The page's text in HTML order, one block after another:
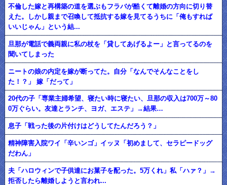
不倫した嫁と再構築の道を選ぶもフラバが酷くて離婚の方向に切り替
えた。しかし親まで召喚して抵抗する嫁を見てるうちに「俺もすれば
いいじゃん」という結...
旦那が電話で義両親に私の杖を「貸してあげるよー」と言ってるのを
聞いてしまった
ニートの娘の内定を嫁が断ってた。自分「なんでそんなことをし
た！？」 嫁「だって」
20代の子「専業主婦希望、寝たい時に寝たい、旦那の収入は700万～80
0万ぐらい。友達とランチ、ヨガ、エステ」→結果…
息子「戦った後の片付けはどうしてたんだろう？」
精神障害入院ワイ「辛いンゴ」イッヌ「初めまして、セラピードッグ
だわん」
夫「ハロウィンで子供達にお菓子を配った。5万くれ」私「ハァ？」→
拒否したら離婚しようと言われ...